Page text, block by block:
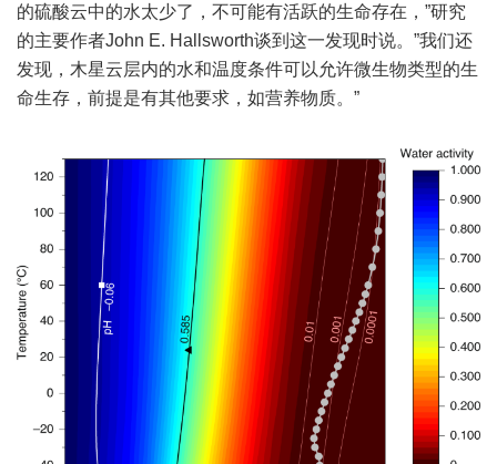
的硫酸云中的水太少了，不可能有活跃的生命存在，”研究
的主要作者John E. Hallsworth谈到这一发现时说。”我们还
发现，木星云层内的水和温度条件可以允许微生物类型的生
命生存，前提是有其他要求，如营养物质。”